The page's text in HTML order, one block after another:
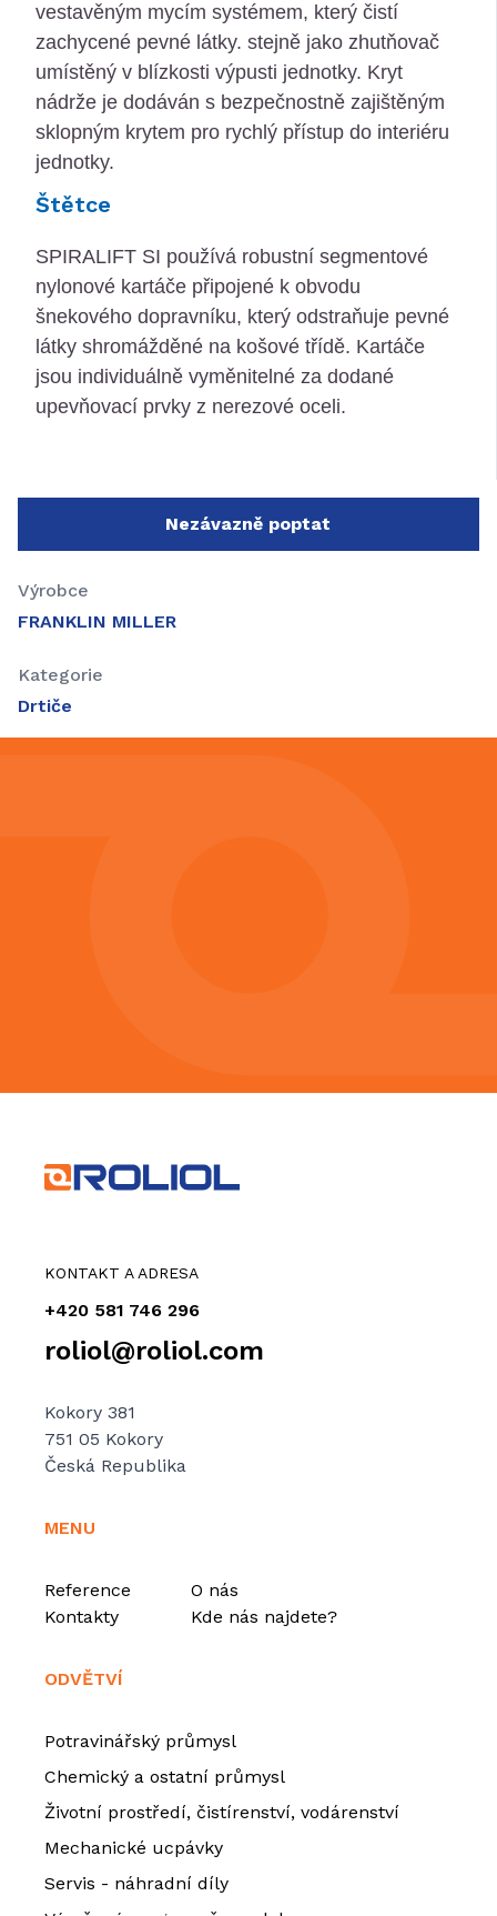
vestavěným mycím systémem, který čistí
zachycené pevné látky. stejně jako zhutňovač
umístěný v blízkosti výpusti jednotky. Kryt
nádrže je dodáván s bezpečnostně zajištěným
sklopným krytem pro rychlý přístup do interiéru
jednotky.
Štětce
SPIRALIFT SI používá robustní segmentové
nylonové kartáče připojené k obvodu
šnekového dopravníku, který odstraňuje pevné
látky shromážděné na košové třídě. Kartáče
jsou individuálně vyměnitelné za dodané
upevňovací prvky z nerezové oceli.
Nezávazně poptat
Výrobce
FRANKLIN MILLER
Kategorie
Drtiče
KONTAKT A ADRESA
+420 581 746 296
roliol@roliol.com
Kokory 381
751 05 Kokory
Česká Republika
MENU
Reference
O nás
Kontakty
Kde nás najdete?
ODVĚTVÍ
Potravinářský průmysl
Chemický a ostatní průmysl
Životní prostředí, čistírenství, vodárenství
Mechanické ucpávky
Servis - náhradní díly